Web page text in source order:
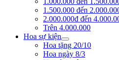
1.500.000 đến
2.000.000đ đến
Trên 4.000.000
Hoa sự kiện
Hoa tặng 20/10
Hoa ngày 8/3